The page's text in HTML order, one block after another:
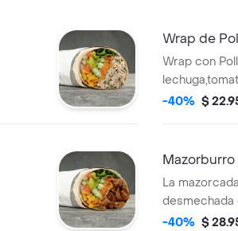
Wrap de
Wrap con
de gallo,
-40% $
La
desmechada
horneado,
-40% $